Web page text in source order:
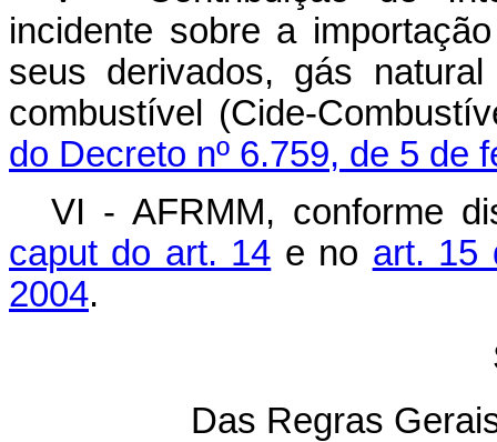
incidente sobre a
seus derivados, gás
combustível (Cide-
do Decreto nº 6.759, de 5 de
VI - AFRMM, conforme
caput do art. 14 e no art. 15
2004.
Das Regras